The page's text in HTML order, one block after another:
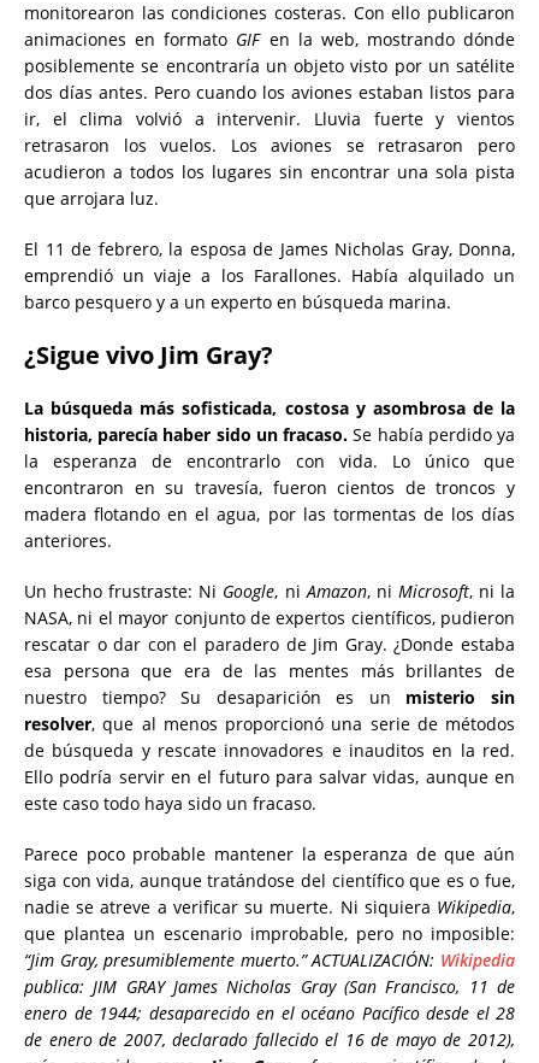
monitorearon las condiciones costeras. Con ello publicaron
animaciones en formato GIFen la web, mostrando dónde
posiblemente se encontraría un objeto visto por un satélite
dos días antes. Pero cuando los aviones estaban listos para
ir, el clima volvió a intervenir. Lluvia fuerte y vientos
retrasaron los vuelos. Los aviones se retrasaron pero
acudieron a todos los lugares sin encontrar una sola pista
que arrojara luz.
El 11 de febrero, la esposa de James Nicholas Gray, Donna,
emprendió un viaje a los Farallones. Había alquilado un
barco pesquero y a un experto en búsqueda marina.
¿Sigue vivo Jim Gray?
La búsqueda más sofisticada, costosa y asombrosa de la
historia, parecía haber sido un fracaso. Se había perdido ya
la esperanza de encontrarlo con vida. Lo único que
encontraron en su travesía, fueron cientos de troncos y
madera flotando en el agua, por las tormentas de los días
anteriores.
Un hecho frustraste: Ni Google, niAmazon, ni Microsoft, ni la
NASA, ni el mayor conjunto de expertos científicos, pudieron
rescatar o dar con el paradero de Jim Gray. ¿Donde estaba
esa persona que era de las mentes más brillantes de
nuestro tiempo? Su desaparición es un misterio sin
resolver, que al menos proporcionó una serie de métodos
de búsqueda y rescate innovadores e inauditos en la red.
Ello podría servir en el futuro para salvar vidas, aunque en
este caso todo haya sido un fracaso.
Parece poco probable mantener la esperanza de que aún
siga con vida, aunque tratándose del científico que es o fue,
nadie se atreve a verificar su muerte. Ni siquiera Wikipedia,
que plantea un escenario improbable, pero no imposible:
“Jim Gray, presumiblemente muerto.” ACTUALIZACIÓN: Wikipedia
publica: JIM GRAY James Nicholas Gray (San Francisco, 11 de
enero de 1944; desaparecido en el océano Pacífico desde el 28
de enero de 2007, declarado fallecido el 16 de mayo de 2012),